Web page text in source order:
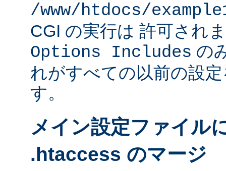
/www/htdocs/
CGI の実行は 許可され
Options Includes の
れがすべての以前の設
す。
メイン設定ファイル
.htaccess のマージ